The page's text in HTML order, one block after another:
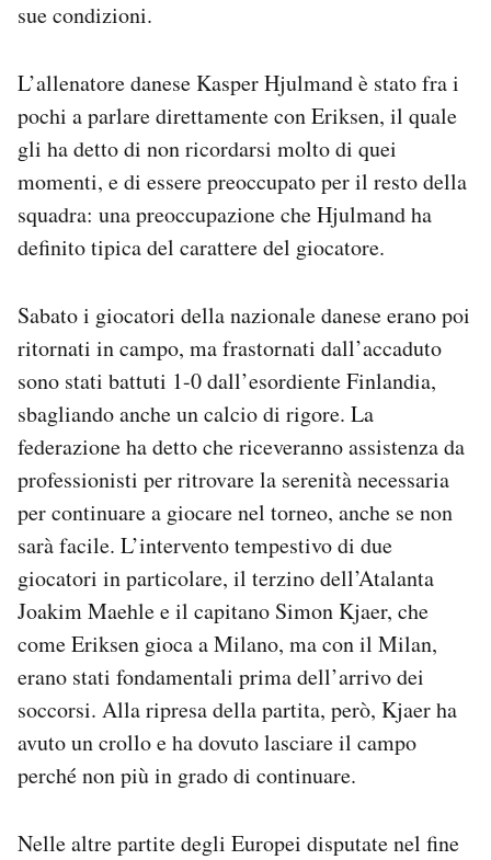
sue condizioni.
L’allenatore danese Kasper Hjulmand è stato fra i
pochi a parlare direttamente con Eriksen, il quale
gli ha detto di non ricordarsi molto di quei
momenti, e di essere preoccupato per il resto della
squadra: una preoccupazione che Hjulmand ha
definito tipica del carattere del giocatore.
Sabato i giocatori della nazionale danese erano poi
ritornati in campo, ma frastornati dall’accaduto
sono stati battuti 1-0 dall’esordiente Finlandia,
sbagliando anche un calcio di rigore. La
federazione ha detto che riceveranno assistenza da
professionisti per ritrovare la serenità necessaria
per continuare a giocare nel torneo, anche se non
sarà facile. L’intervento tempestivo di due
giocatori in particolare, il terzino dell’Atalanta
Joakim Maehle e il capitano Simon Kjaer, che
come Eriksen gioca a Milano, ma con il Milan,
erano stati fondamentali prima dell’arrivo dei
soccorsi. Alla ripresa della partita, però, Kjaer ha
avuto un crollo e ha dovuto lasciare il campo
perché non più in grado di continuare.
Nelle altre partite degli Europei disputate nel fine